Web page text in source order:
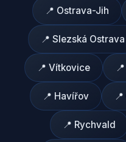
📍 Ostrava-Jih
📍 Slezská Ostrava
📍 Vítkovice 📍
📍 Havířov 📍
📍 Rychvald